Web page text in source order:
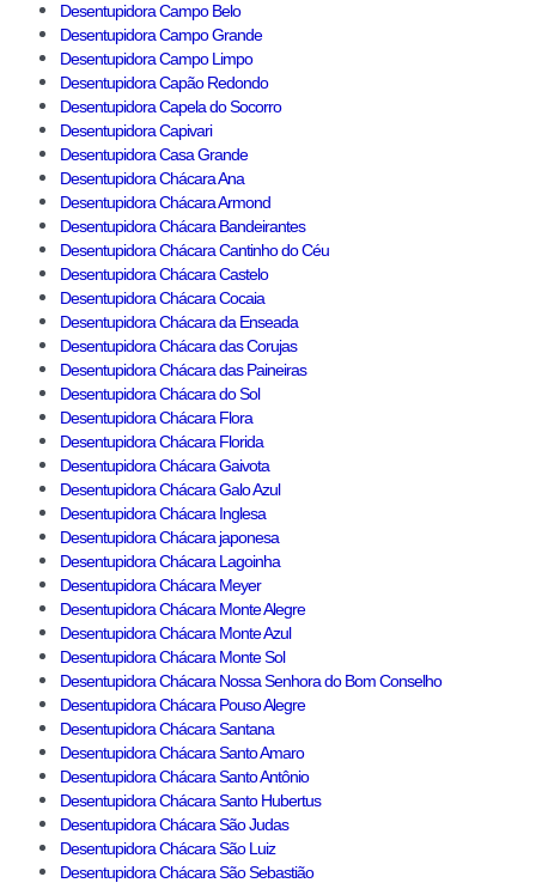
Desentupidora Campo Belo
Desentupidora Campo Grande
Desentupidora Campo Limpo
Desentupidora Capão Redondo
Desentupidora Capela do Socorro
Desentupidora Capivari
Desentupidora Casa Grande
Desentupidora Chácara Ana
Desentupidora Chácara Armond
Desentupidora Chácara Bandeirantes
Desentupidora Chácara Cantinho do Céu
Desentupidora Chácara Castelo
Desentupidora Chácara Cocaia
Desentupidora Chácara da Enseada
Desentupidora Chácara das Corujas
Desentupidora Chácara das Paineiras
Desentupidora Chácara do Sol
Desentupidora Chácara Flora
Desentupidora Chácara Florida
Desentupidora Chácara Gaivota
Desentupidora Chácara Galo Azul
Desentupidora Chácara Inglesa
Desentupidora Chácara japonesa
Desentupidora Chácara Lagoinha
Desentupidora Chácara Meyer
Desentupidora Chácara Monte Alegre
Desentupidora Chácara Monte Azul
Desentupidora Chácara Monte Sol
Desentupidora Chácara Nossa Senhora do Bom Conselho
Desentupidora Chácara Pouso Alegre
Desentupidora Chácara Santana
Desentupidora Chácara Santo Amaro
Desentupidora Chácara Santo Antônio
Desentupidora Chácara Santo Hubertus
Desentupidora Chácara São Judas
Desentupidora Chácara São Luiz
Desentupidora Chácara São Sebastião